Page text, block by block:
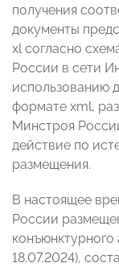
получения
документы
xl согласно
России в сети
использованию
формате xml,
Минстроя
действие по
размещения.
В настоящее
России
конъюнктурного
18.07.2024),